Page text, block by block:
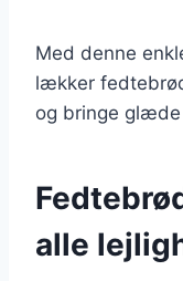
Med denne
lækker
og bringe
alle